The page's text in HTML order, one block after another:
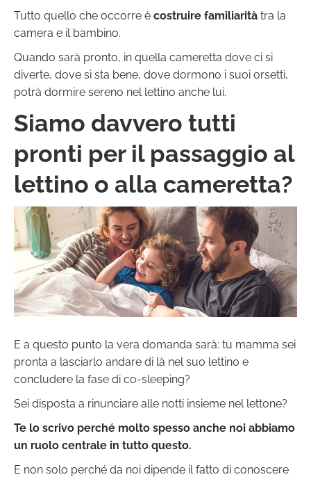
Tutto quello che occorre è costruire familiarità tra la
camera e il bambino.
Quando sarà pronto, in quella cameretta dove ci si
diverte, dove si sta bene, dove dormono i suoi orsetti,
potrà dormire sereno nel lettino anche lui.
Siamo davvero tutti
pronti per il passaggio al
lettino o alla cameretta?
E a questo punto la vera domanda sarà: tu mamma sei
pronta a lasciarlo andare di là nel suo lettino e
concludere la fase di co-sleeping?
Sei disposta a rinunciare alle notti insieme nel lettone?
Te lo scrivo perché molto spesso anche noi abbiamo
un ruolo centrale in tutto questo.
E non solo perché da noi dipende il fatto di conoscere